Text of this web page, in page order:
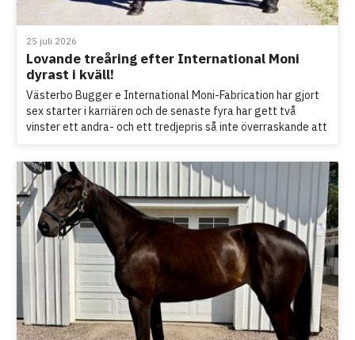
25 juli 2026
Lovande treåring efter International Moni
dyrast i kväll!
Västerbo Bugger e International Moni-Fabrication har gjort
sex starter i karriären och de senaste fyra har gett två
vinster ett andra- och ett tredjepris så inte överraskande att
000 för att överta ägandet av Västerbo Bugger.